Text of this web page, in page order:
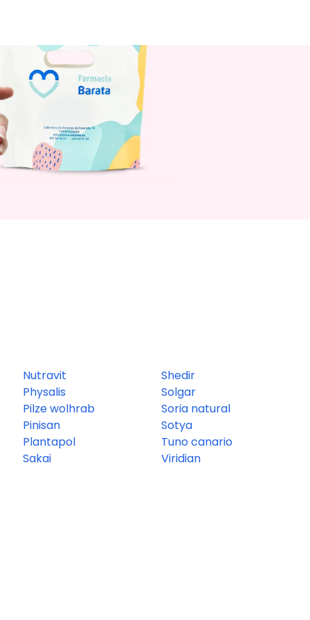
Nutravit
Physalis
Pilze wolhrab
Pinisan
Plantapol
Sakai
Shedir
Solgar
Soria natural
Sotya
Tuno canario
Viridian